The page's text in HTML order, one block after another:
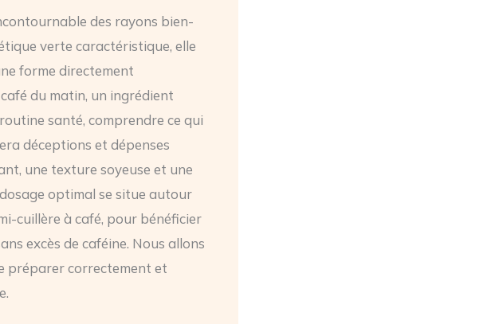
des rayons bien-
verte caractéristique, elle
forme directement
du matin, un ingrédient
santé, comprendre ce qui
déceptions et dépenses
une texture soyeuse et une
optimal se situe autour
cuillère à café, pour bénéficier
excès de caféine. Nous allons
préparer correctement et